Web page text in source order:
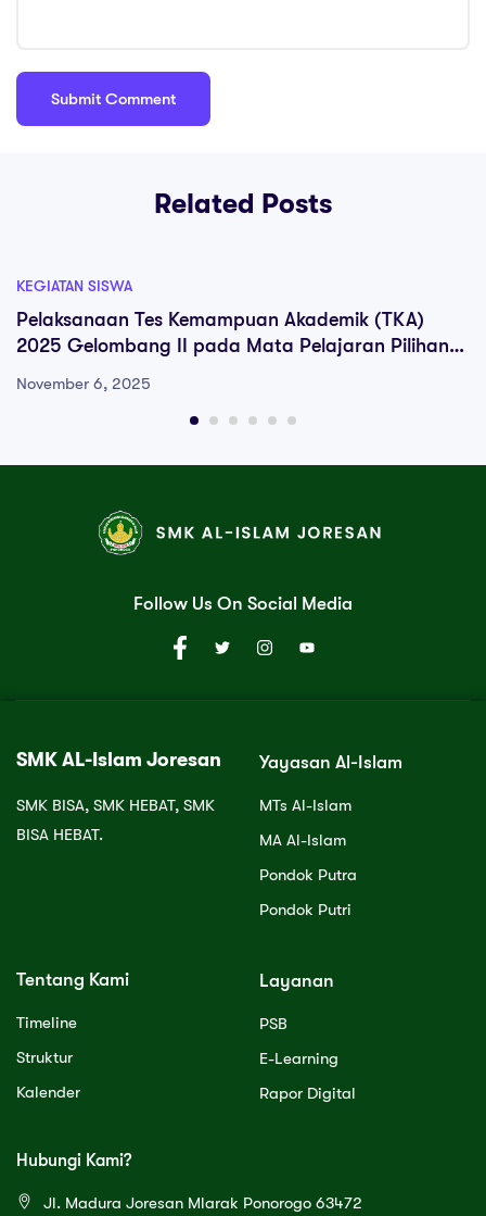
Related Posts
KEGIATAN SISWA
Pelaksanaan Tes Kemampuan Akademik (TKA)
2025 Gelombang II pada Mata Pelajaran Pilihan
November 6, 2025
Follow Us On Social Media
SMK AL-Islam Joresan
SMK BISA, SMK HEBAT, SMK
BISA HEBAT.
Yayasan Al-Islam
MTs Al-Islam
MA Al-Islam
Pondok Putra
Pondok Putri
Tentang Kami
Timeline
Struktur
Kalender
Layanan
PSB
E-Learning
Rapor Digital
Hubungi Kami?
Jl. Madura Joresan Mlarak Ponorogo 63472